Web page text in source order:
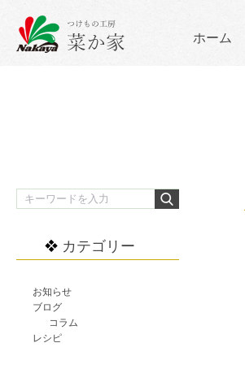
ホーム
カテゴリー
お知らせ
ブログ
コラム
レシピ